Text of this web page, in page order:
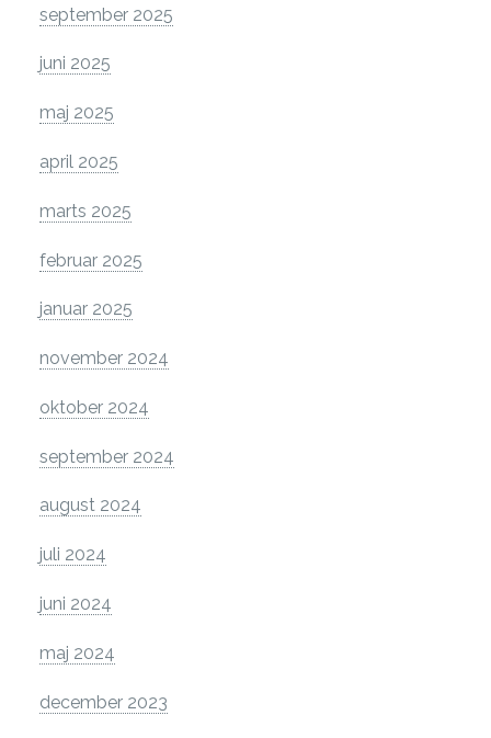
september 2025
juni 2025
maj 2025
april 2025
marts 2025
februar 2025
januar 2025
november 2024
oktober 2024
september 2024
august 2024
juli 2024
juni 2024
maj 2024
december 2023